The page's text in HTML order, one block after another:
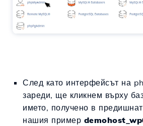
След като интерфейсът на
зареди, ще кликнем върху
името, получено в
нашия пример